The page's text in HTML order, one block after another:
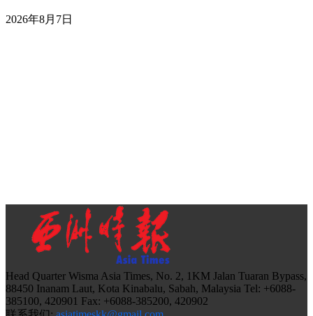
2026年8月7日
Head Quarter Wisma Asia Times, No. 2, 1KM Jalan Tuaran Bypass,
88450 Inanam Laut, Kota Kinabalu, Sabah, Malaysia Tel: +6088-
385100, 420901 Fax: +6088-385200, 420902